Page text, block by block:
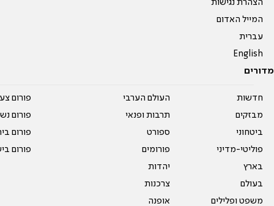
הצהרת נגישות
המייל האדום
עברית
English
מדורים
חדשות
מבזקים
ביטחוני
פוליטי-מדיני
בארץ
בעולם
משפט ופלילים
העולם הערבי
תרבות ופנאי
ספורט
פורומים
יהדות
צרכנות
אופנה
פורום
פורום
פורום
פורום